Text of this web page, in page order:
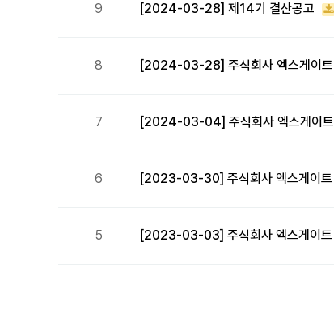
9 [2024-03-28] 제14기 결산공고
8 [2024-03-28] 주식회사 엑스게이트
7 [2024-03-04] 주식회사 엑스게이트
6 [2023-03-30] 주식회사 엑스게이트
5 [2023-03-03] 주식회사 엑스게이트